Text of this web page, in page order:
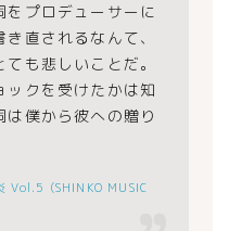
をプロデューサーに
直されるなんて、
も悲しいことだ。
ックを受けたかは知
は僕から彼への贈り
Vol.5 (SHINKO MUSIC